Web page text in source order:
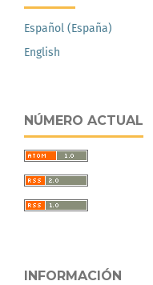
Español (España)
English
NÚMERO ACTUAL
INFORMACIÓN